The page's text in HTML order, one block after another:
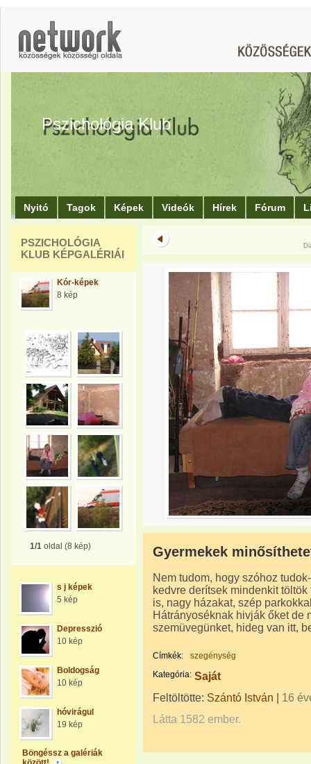
Pszichológia Klub
Nyitó Tagok Képek Videók Hírek Fórum
PSZICHOLÓGIA
KLUB KÉPGALÉRIÁI
Kór-képek
8 kép
1/1 oldal (8 kép)
s j képek
5 kép
Depresszió
10 kép
Boldogság
10 kép
hóvirágul
19 kép
Böngéssz a galériák
Gyermekek
Nem tudom, hogy szóhoz
kedvre derítsek mindenkit
is, nagy házakat, szép
Hátrányoséknak hivják őket de
szemüvegünket, hideg van itt,
Címkék:
szegénység
Kategória: Saját
Feltöltötte: Szántó István | 16
Látta 1582 ember.